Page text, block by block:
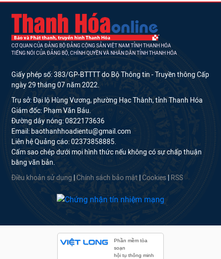
CƠ QUAN CỦA ĐẢNG BỘ ĐẢNG CỘNG SẢN VIỆT NAM TỈNH THANH HÓA
TIẾNG NÓI CỦA ĐẢNG BỘ, CHÍNH QUYỀN VÀ NHÂN DÂN TỈNH THANH HÓA
Giấy phép số: 383/GP-BTTTT do Bộ Thông tin - Truyền thông Cấp
ngày 29 tháng 07 năm 2022.
Trụ sở: Đại lộ Hùng Vương, phường Hạc Thành, tỉnh Thanh Hóa
Giám đốc: Phạm Văn Báu.
Đường dây nóng: 0822173636
Email: baothanhhoadientu@gmail.com
Liên hệ Quảng cáo: 02373858885.
Cấm sao chép dưới mọi hình thức nếu không có sự chấp thuận
bằng văn bản.
Điều khoản sử dụng Chính sách bảo mật Cookies RSS
Phần mềm tòa
soạn
hội tụ thông minh